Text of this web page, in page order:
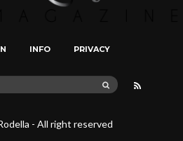
INFO PRIVACY
SEARCH
- All right reserved